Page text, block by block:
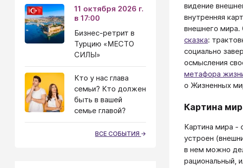
видение
внутренняя
внешнего
сказка:
социально
осмысления
метафора
о Жизненных
Картина
Картина мира -
устроен
в нем можно
рациональный,
11 октября 2026 г.
в 17:00
Бизнес-ретрит в
Турцию «МЕСТО
СИЛЫ»
Кто у нас глава
семьи? Кто должен
быть в вашей
семье главой?
ВСЕ СОБЫТИЯ